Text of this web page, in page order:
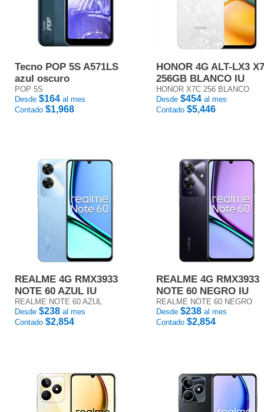
Tecno POP 5S A571LS
azul oscuro
POP 5S
Desde $164 al mes
Contado $1,968
HONOR 4G ALT-LX3
256GB BLANCO IU
HONOR X7C 256 BLANCO
Desde $454 al mes
Contado $5,446
REALME 4G RMX3933
NOTE 60 AZUL IU
REALME NOTE 60 AZUL
Desde $238 al mes
Contado $2,854
REALME 4G RMX3933
NOTE 60 NEGRO IU
REALME NOTE 60 NEGRO
Desde $238 al mes
Contado $2,854